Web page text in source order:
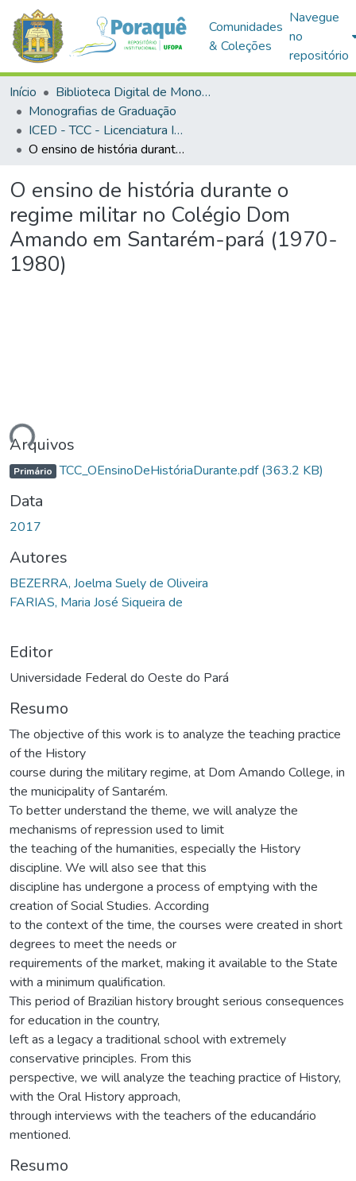
Comunidades
& Coleções
Navegue
no
repositório
Início
Biblioteca Digital de Monografias (BDM)
Monografias de Graduação
ICED - TCC - Licenciatura Integrada em História e Geografia
O ensino de história durante o regime militar no Colégio Dom Amando em Santarém-pará (1970-1980)
O ensino de história durante o
regime militar no Colégio Dom
Amando em Santarém-pará (1970-
1980)
Arquivos
Primário TCC_OEnsinoDeHistóriaDurante.pdf(363.2 KB)
Data
2017
Autores
BEZERRA, Joelma Suely de Oliveira
FARIAS, Maria José Siqueira de
Editor
Universidade Federal do Oeste do Pará
Resumo
The objective of this work is to analyze the teaching practice
of the History
course during the military regime, at Dom Amando College, in
the municipality of Santarém.
To better understand the theme, we will analyze the
mechanisms of repression used to limit
the teaching of the humanities, especially the History
discipline. We will also see that this
discipline has undergone a process of emptying with the
creation of Social Studies. According
to the context of the time, the courses were created in short
degrees to meet the needs or
requirements of the market, making it available to the State
with a minimum qualification.
This period of Brazilian history brought serious consequences
for education in the country,
left as a legacy a traditional school with extremely
conservative principles. From this
perspective, we will analyze the teaching practice of History,
with the Oral History approach,
through interviews with the teachers of the educandário
mentioned.
Resumo